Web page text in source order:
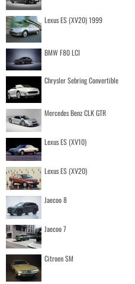
Lexus ES (XV20) 1999
BMW F80 LCI
Chrysler Sebring Convertible
Mercedes Benz CLK GTR
Lexus ES (XV10)
Lexus ES (XV20)
Jaecoo 8
Jaecoo 7
Citroen SM